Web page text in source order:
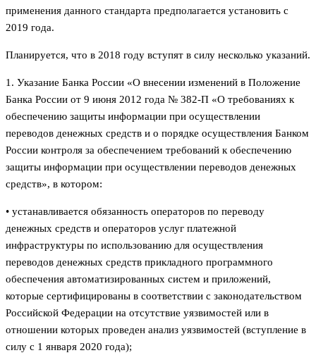
применения данного стандарта предполагается установить с
2019 года.
Планируется, что в 2018 году вступят в силу несколько указаний.
1. Указание Банка России «О внесении изменений в Положение
Банка России от 9 июня 2012 года № 382-П «О требованиях к
обеспечению защиты информации при осуществлении
переводов денежных средств и о порядке осуществления Банком
России контроля за обеспечением требований к обеспечению
защиты информации при осуществлении переводов денежных
средств», в котором:
• устанавливается обязанность операторов по переводу
денежных средств и операторов услуг платежной
инфраструктуры по использованию для осуществления
переводов денежных средств прикладного программного
обеспечения автоматизированных систем и приложений,
которые сертифицированы в соответствии с законодательством
Российской Федерации на отсутствие уязвимостей или в
отношении которых проведен анализ уязвимостей (вступление в
силу с 1 января 2020 года);